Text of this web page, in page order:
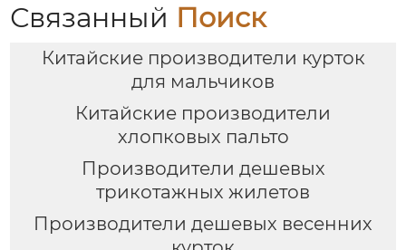
Связанный Поиск
Китайские производители курток
для мальчиков
Китайские производители
хлопковых пальто
Производители дешевых
трикотажных жилетов
Производители дешевых весенних